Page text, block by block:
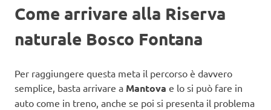
Come arrivare alla Riserva
naturale Bosco Fontana
Per raggiungere questa meta il percorso è davvero
semplice, basta arrivare a Mantova e lo si può fare in
auto come in treno, anche se poi si presenta il problema